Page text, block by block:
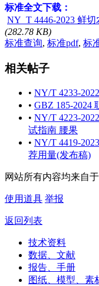
标准全文下载：
NY_T 4446-2023 鲜
(282.78 KB)
标准查询, 标准pdf, 标
相关帖子
• NY/T 4233-
• GBZ 185-2024
• NY/T 4223-
试指南 腰果
• NY/T 4419-
荐用量(发布稿)
网站所有内容均来自
使用道具 举报
返回列表
技术资料
数据、文献
报告、手册
图纸、模型、素